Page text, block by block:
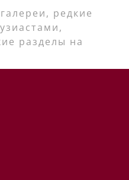
редкие
разделы на